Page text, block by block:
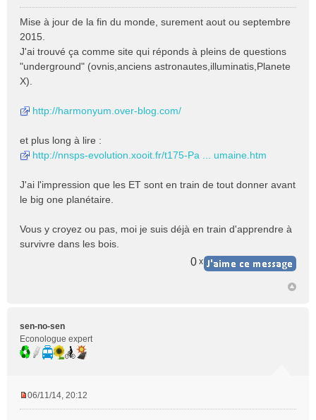
s
s
a
g
e
o
n
u
Mise à jour de la fin du monde, surement aout ou septembre
2015.
J'ai trouvé ça comme site qui réponds à pleins de questions
"underground" (ovnis,anciens astronautes,illuminatis,Planete
X).
http://harmonyum.over-blog.com/
et plus long à lire :
http://nnsps-evolution.xooit.fr/t175-Pa ... umaine.htm
J'ai l'impression que les ET sont en train de tout donner avant
le big one planétaire.
Vous y croyez ou pas, moi je suis déjà en train d'apprendre à
survivre dans les bois.
0 x
sen-no-sen
Econologue expert
06/11/14, 20:12